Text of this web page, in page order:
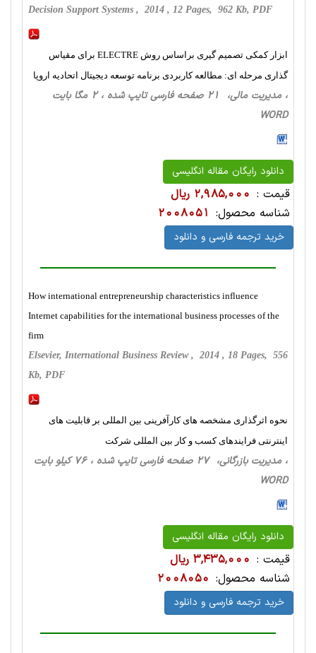
Decision Support Systems , 2014 , 12 Pages, 962 Kb, PDF
ابزار کمکی تصمیم گیری براساس روش ELECTRE برای مقیاس
گذاری مرحله ای: مطالعه کاربردی برنامه توسعه دیجیتال اتحادیه اروپا
، مدیریت مالی، 21 صفحه فارسی تایپ شده ، 2 مگا بایت
WORD
دانلود رایگان مقاله انگلیسی
قیمت : 2,985,000 ریال
شناسه محصول: 2008051
خرید ترجمه فارسی و دانلود
How international entrepreneurship characteristics influence
Internet capabilities for the international business processes of the
firm
Elsevier, International Business Review , 2014 , 18 Pages, 556
Kb, PDF
نحوه اثرگذاری مشخصه های کارآفرینی بین المللی بر قابلیت های
اینترنتی فرایندهای کسب و کار بین المللی شرکت
، مدیریت بازرگانی، 27 صفحه فارسی تایپ شده ، 76 کیلو بایت
WORD
دانلود رایگان مقاله انگلیسی
قیمت : 3,435,000 ریال
شناسه محصول: 2008050
خرید ترجمه فارسی و دانلود